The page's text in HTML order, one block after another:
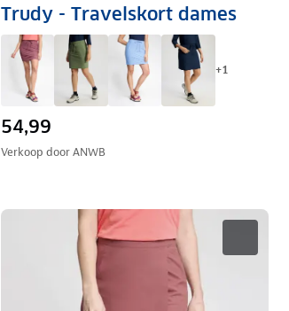
Trudy - Travelskort dames
+1
54,99
Verkoop doorANWB